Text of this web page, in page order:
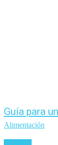
Guía para
Alimentación